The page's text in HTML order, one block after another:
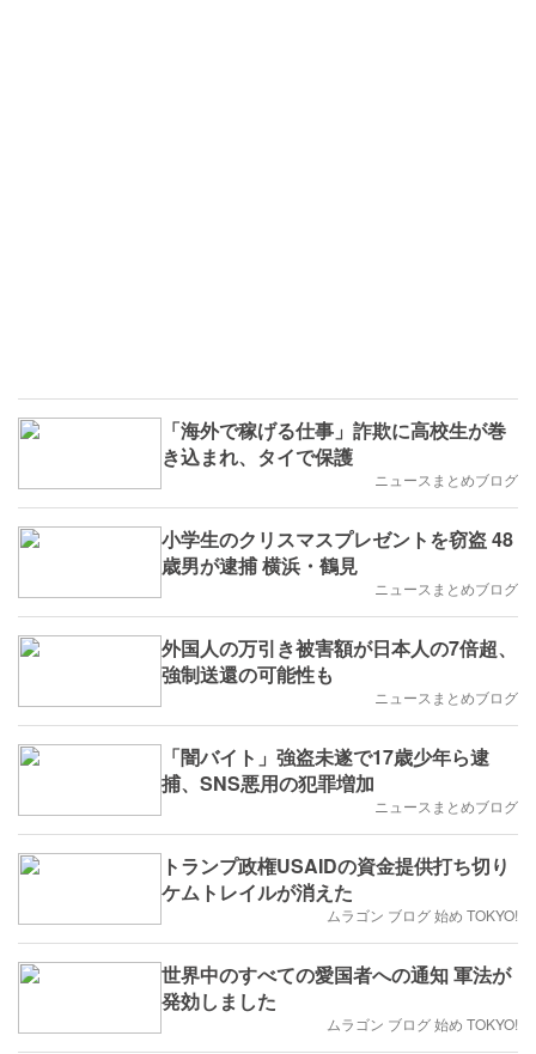
「海外で稼げる仕事」詐欺に高校生が巻
き込まれ、タイで保護
ニュースまとめブログ
小学生のクリスマスプレゼントを窃盗 48
歳男が逮捕 横浜・鶴見
ニュースまとめブログ
外国人の万引き被害額が日本人の7倍超、
強制送還の可能性も
ニュースまとめブログ
「闇バイト」強盗未遂で17歳少年ら逮
捕、SNS悪用の犯罪増加
ニュースまとめブログ
トランプ政権USAIDの資金提供打ち切り
ケムトレイルが消えた
ムラゴン ブログ 始め TOKYO!
世界中のすべての愛国者への通知 軍法が
発効しました
ムラゴン ブログ 始め TOKYO!